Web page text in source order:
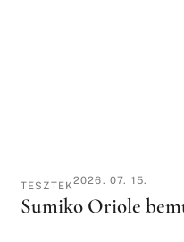
TESZTEK2026. 07. 15.
Sumiko Oriole